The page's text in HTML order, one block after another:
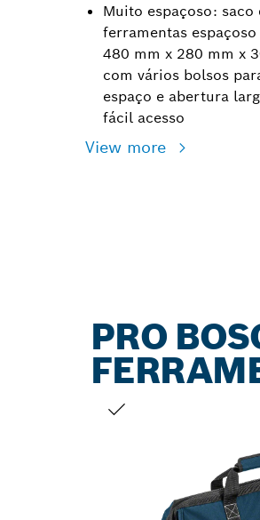
Muito espaçoso: saco
ferramentas espaçoso
480 mm x 280 mm x
com vários bolsos
espaço e abertura
fácil acesso
View more
PRO